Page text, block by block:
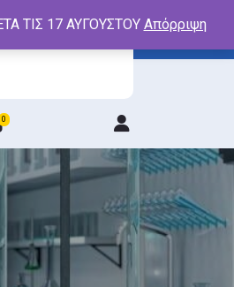
0
/
Register
ΤΙΣ 17 ΑΥΓΟΥΣΤΟΥ Απόρριψη